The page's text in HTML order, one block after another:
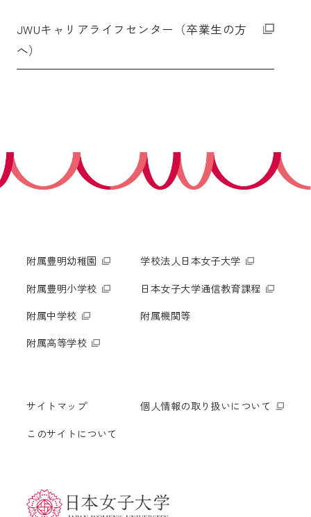
附属豊明幼稚園
附属豊明小学校
附属機関等
JWUキャリアライフセンター（卒業生の方
へ）
附属豊明幼稚園
附属豊明小学校
附属中学校
附属高等学校
学校法人日本女子大学
日本女子大学通信教育課程
附属機関等
サイトマップ
このサイトについて
個人情報の取り扱いについて